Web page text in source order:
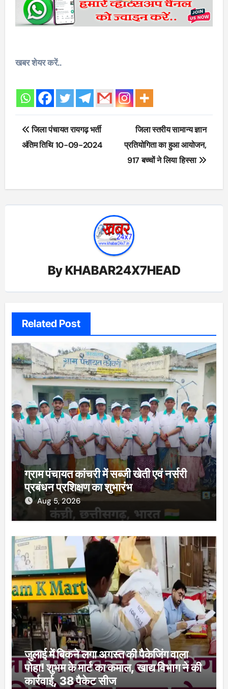
खबर शेयर करें..
Post
navigation
जिला पंचायत रायगढ़ भर्ती
अंतिम तिथि 10-09-2024
जिला स्तरीय सामान्य ज्ञान
प्रतियोगिता का हुआ आयोजन,
917 बच्चों ने लिया हिस्सा
By KHABAR24X7HEAD
Related Post
ग्राम पंचायत कांचरी में सब्जी खेती एवं नर्सरी
प्रबंधन प्रशिक्षण का शुभारंभ
Aug 5, 2026
जुलाई में बिकने लगा अगस्त की पैकेजिंग वाला
पोहा! शुभम के मार्ट का कमाल, खाद्य विभाग ने की
कार्रवाई, 38 पैकेट सीज